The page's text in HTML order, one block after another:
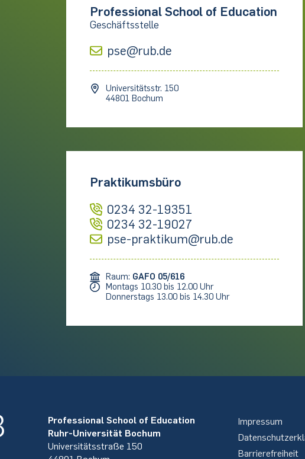
Professional School of Education
Geschäftsstelle
pse@rub.de
Universitätsstr. 150
44801 Bochum
Praktikumsbüro
0234 32-19351
0234 32-19027
pse-praktikum@rub.de
Raum: GAFO 05/616
Montags 10.30 bis 12.00 Uhr
Donnerstags 13.00 bis 14.30 Uhr
Professional School of Education
Ruhr-Universität Bochum
Universitätsstraße 150
Impressum
Barrierefreiheit